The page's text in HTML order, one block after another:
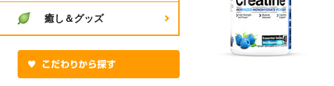
癒し＆グッズ